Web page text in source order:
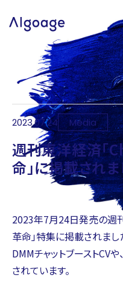
2023.07.24 Media
週刊東洋経済「
命」に掲載され
2023年7月24日発売の週
革命」特集に掲載されまし
DMMチャットブーストCV
されています。